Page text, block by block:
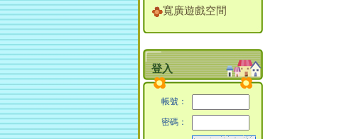
寬廣遊戲空間
登入
帳號：
密碼：